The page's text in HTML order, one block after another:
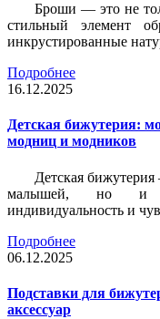
Броши — это не
стильный элемент
инкрустированные
Подробнее
16.12.2025
Детская бижутерия:
модниц и модников
Детская
малышей, но и
индивидуальность и
Подробнее
06.12.2025
Подставки для
аксессуар